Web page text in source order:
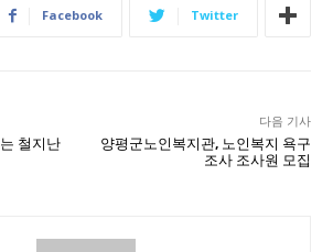
Facebook Twitter
철지난
다음 기사
양평군노인복지관, 노인복지 욕구
조사 조사원 모집